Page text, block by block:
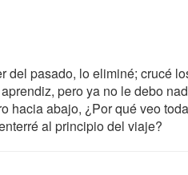
del pasado, lo eliminé; crucé
pero ya no le debo
hacia abajo, ¿Por qué veo
al principio del viaje?